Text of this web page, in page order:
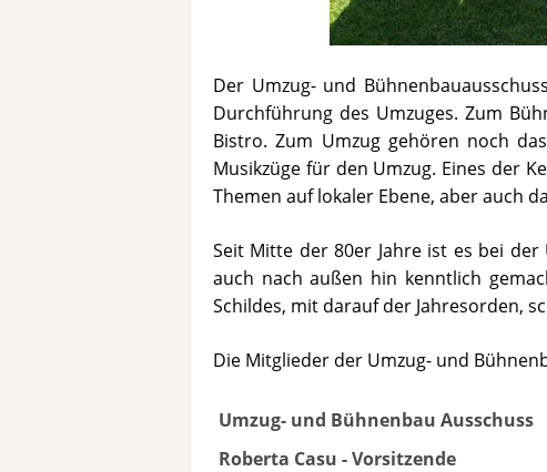
Der Umzug- und
Durchführung des Umzuges. Zum
Bistro. Zum Umzug gehören noch
Musikzüge für den Umzug. Eines der
Themen auf lokaler Ebene, aber auch
Seit Mitte der 80er Jahre ist es bei
auch nach außen hin kenntlich
Schildes, mit darauf der Jahresorden,
Die Mitglieder der Umzug- und
Umzug- und Bühnenbau Ausschuss
Roberta Casu - Vorsitzende